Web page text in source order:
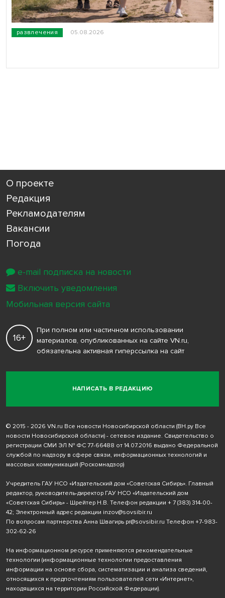
развлечения 05.08.2026
О проекте
Редакция
Рекламодателям
Вакансии
Погода
НАПИСАТЬ В РЕДАКЦИЮ
16+
При полном или частичном использовании
материалов, опубликованных на сайте VN.ru,
обязательна активная гиперссылка на сайт
© 2015 - 2026 VN.ru Все новости Новосибирской области (ВН.ру Все
новости Новосибирской области) - сетевое издание. Свидетельство о
регистрации СМИ ЭЛ № ФС 77-66488 от 14.07.2016 выдано Федеральной
службой по надзору в сфере связи, информационных технологий и
массовых коммуникаций (Роскомнадзор)
Учредитель ГАУ НСО «Издательский дом «Советская Сибирь». Главный
редактор, руководитель-директор ГАУ НСО «Издательский дом
«Советская Сибирь» - Шрейтер Н.В. Телефон редакции + 7 (383) 314-00-
42; Электронный адрес редакции inzov@sovsibir.ru
По вопросам партнерства Анна Швагирь pr@sovsibir.ru Телефон +7-983-
302-62-26
На информационном ресурсе применяются рекомендательные
технологии (информационные технологии предоставления
информации на основе сбора, систематизации и анализа сведений,
относящихся к предпочтениям пользователей сети «Интернет»,
находящихся на территории Российской Федерации).
e-mail подписка на новости
Включить уведомления
Мобильная версия сайта